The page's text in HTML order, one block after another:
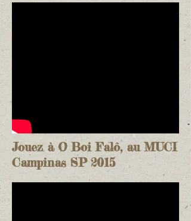
Jouez à O Boi Falô, au MUCI
Campinas SP 2015